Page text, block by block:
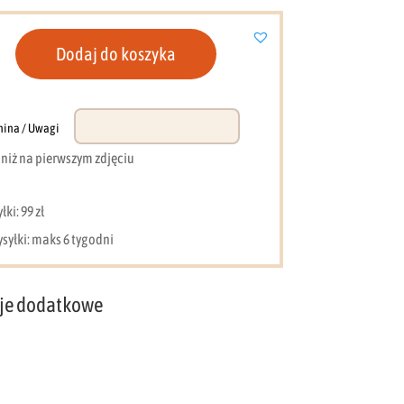
Dodaj do koszyka
/ Uwagi
na pierwszym zdjęciu
99 zł
maks 6 tygodni
dodatkowe